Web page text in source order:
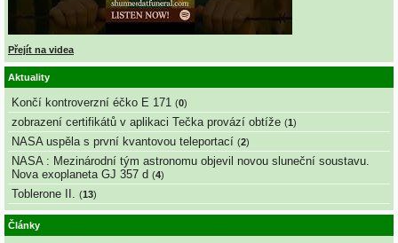
Přejít na videa
Aktuality
Končí kontroverzní éčko E 171 (0)
zobrazení certifikátů v aplikaci Tečka provází obtíže (1 )
NASA uspěla s první kvantovou teleportací (2)
NASA : Mezinárodní tým astronomu objevil novou sluneční soustavu.
Nova exoplaneta GJ 357 d (4)
Toblerone II. (13)
Články